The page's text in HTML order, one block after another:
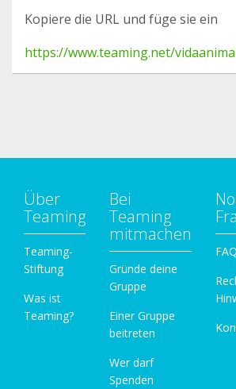
Kopiere die URL und füge sie ein
https://www.teaming.net/
Über
Teaming
Teaming-
Stiftung
Was ist
Teaming?
Bei
Teaming
mitmachen
Gründe deine
Gruppe
Einer Gruppe
beitreten
Wer darf
Spenden